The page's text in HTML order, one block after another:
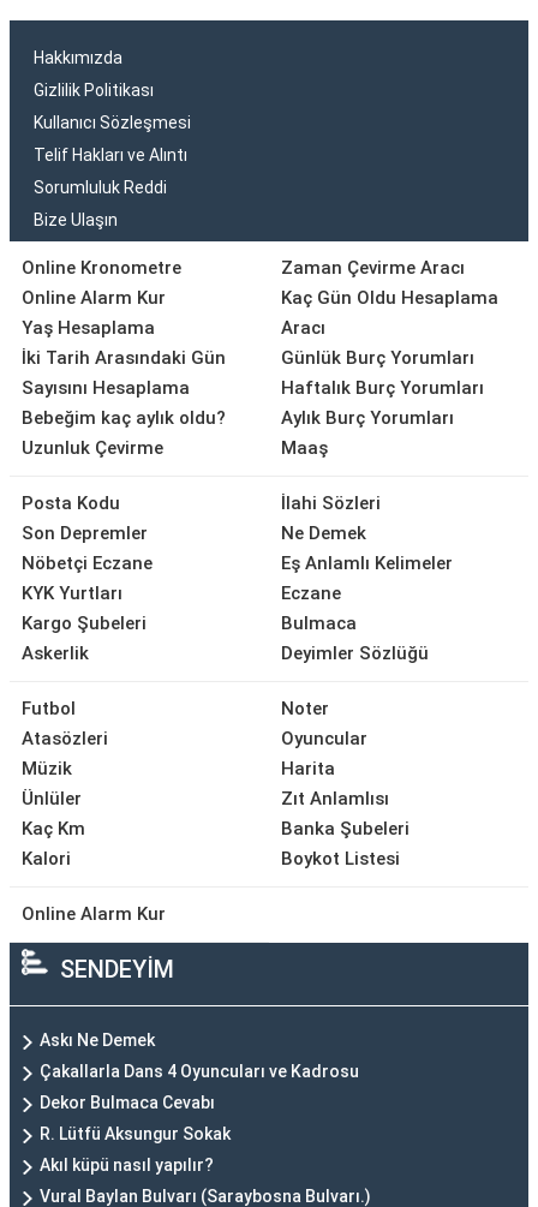
Hakkımızda
Gizlilik Politikası
Kullanıcı Sözleşmesi
Telif Hakları ve Alıntı
Sorumluluk Reddi
Bize Ulaşın
Online Kronometre
Online Alarm Kur
Yaş Hesaplama
İki Tarih Arasındaki Gün
Sayısını Hesaplama
Bebeğim kaç aylık oldu?
Uzunluk Çevirme
Zaman Çevirme Aracı
Kaç Gün Oldu Hesaplama
Aracı
Günlük Burç Yorumları
Haftalık Burç Yorumları
Aylık Burç Yorumları
Maaş
Posta Kodu
Son Depremler
Nöbetçi Eczane
KYK Yurtları
Kargo Şubeleri
Askerlik
İlahi Sözleri
Ne Demek
Eş Anlamlı Kelimeler
Eczane
Bulmaca
Deyimler Sözlüğü
Futbol
Atasözleri
Müzik
Ünlüler
Kaç Km
Kalori
Noter
Oyuncular
Harita
Zıt Anlamlısı
Banka Şubeleri
Boykot Listesi
Online Alarm Kur
SENDEYİM
Askı Ne Demek
Çakallarla Dans 4 Oyuncuları ve Kadrosu
Dekor Bulmaca Cevabı
R. Lütfü Aksungur Sokak
Akıl küpü nasıl yapılır?
Vural Baylan Bulvarı (Saraybosna Bulvarı.)